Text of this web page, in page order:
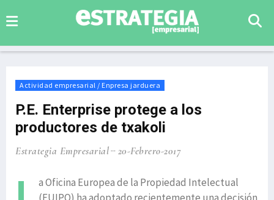
Actividad empresarial / Enpresa jarduera
P.E. Enterprise protege a los
productores de txakoli
Estrategia Empresarial 20-Febrero-2017
a Oficina Europea de la Propiedad Intelectual